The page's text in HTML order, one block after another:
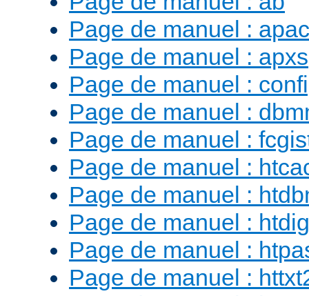
Page de manuel :
Page de manuel : apxs
Page de manuel :
Page de manuel :
Page de manuel :
Page de manuel :
Page de manuel :
Page de manuel :
Page de manuel :
Page de manuel :